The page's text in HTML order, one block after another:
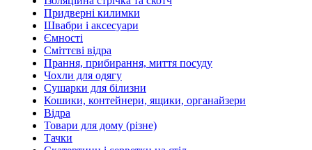
Придверні килимки
Швабри і аксесуари
Ємності
Сміттєві відра
Прання, прибирання, миття посуду
Чохли для одягу
Сушарки для білизни
Кошики, контейнери, ящики, органайзери
Відра
Товари для дому (різне)
Тачки